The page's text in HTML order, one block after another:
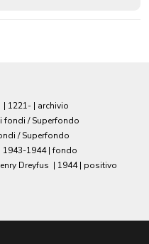
| 1221- | archivio
fondi / Superfondo
/ Superfondo
1943-1944 | fondo
Dreyfus | 1944 | positivo